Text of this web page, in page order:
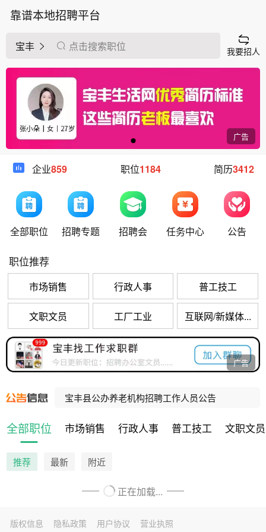
靠谱本地招聘平台
宝丰 点击搜索职位 我要招人
广告
企业859 职位1184 简历3412
全部职位 招聘专题 招聘会 任务中心 公告
职位推荐
市场销售 行政人事 普工技工
文职文员 工厂工业 互联网/新媒体...
广告
河南招聘社区网格事务协理员10000人，宝丰招聘47人！
宝丰县公办养老机构招聘工作人员公告
全部职位 市场销售 行政人事 普工技工 文职文员
推荐 最新 附近
正在加载...
版权信息 隐私政策 用户协议 营业执照